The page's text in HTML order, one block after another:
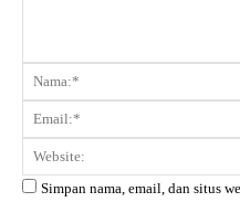
Komentar:
Simpan nama, email, dan situs